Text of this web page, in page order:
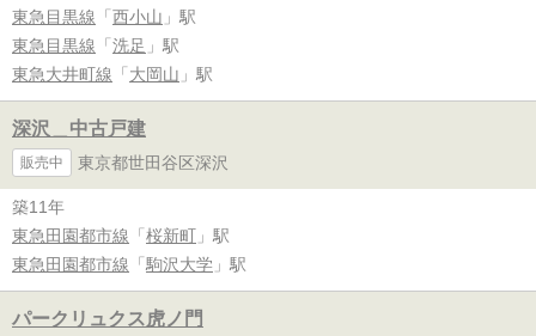
東急目黒線 「 西小山 」駅
東急目黒線 「 洗足 」駅
東急大井町線 「 大岡山 」駅
深沢＿中古戸建
販売中 東京都世田谷区深沢
築11年
東急田園都市線 「 桜新町 」駅
東急田園都市線 「 駒沢大学 」駅
パークリュクス虎ノ門